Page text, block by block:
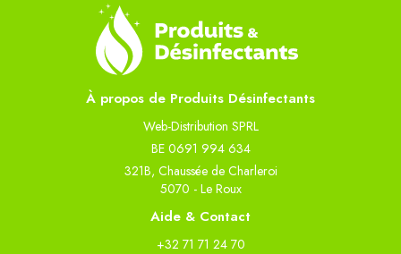
À propos de Produits Désinfectants
Web-Distribution SPRL
BE 0691 994 634
321B, Chaussée de Charleroi
5070 - Le Roux
Aide & Contact
+32 71 71 24 70